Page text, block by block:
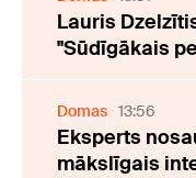
Lauris
"Sūdīgākais
Domas 13:56
Eksperts
mākslīgais